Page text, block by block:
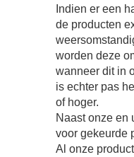
Indien er een
de producten
worden deze
wanneer dit in
is echter pas
of hoger.
Naast onze en
voor gekeurde
Al onze